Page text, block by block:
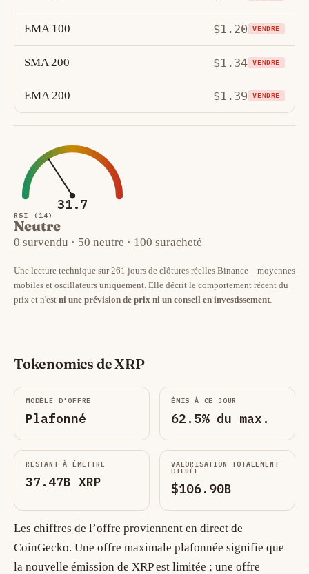
EMA 100 $1.20 VENDRE
SMA 200 $1.34 VENDRE
EMA 200 $1.39 VENDRE
31.7
RSI (14)
Neutre
0 survendu · 50 neutre · 100 suracheté
Une lecture technique sur 261 jours de clôtures réelles Binance – moyennes
mobiles et oscillateurs uniquement. Elle décrit le comportement récent du
prix et n'est ni une prévision de prix ni un conseil en investissement.
Tokenomics de XRP
MODÈLE D'OFFRE
Plafonné
ÉMIS À CE JOUR
62.5% du max.
RESTANT À ÉMETTRE
37.47B XRP
VALORISATION TOTALEMENT
DILUÉE
$106.90B
Les chiffres de l’offre proviennent en direct de
CoinGecko. Une offre maximale plafonnée signifie que
la nouvelle émission de XRP est limitée ; une offre